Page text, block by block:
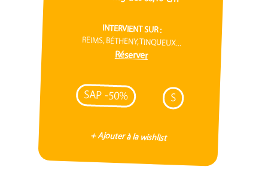
INTERVIENT SUR :
REIMS, BÉTHENY, TINQUEUX...
Réserver
SAP -50% S
+ Ajouter à la wishlist